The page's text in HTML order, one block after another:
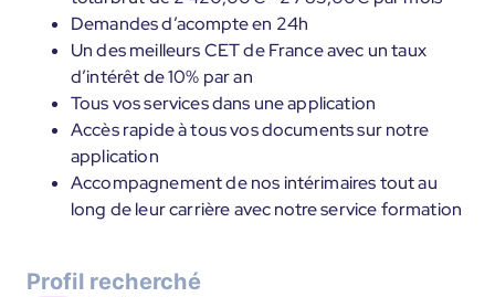
Demandes d’acompte en 24h
Un des meilleurs CET de France avec un taux
d’intérêt de 10% par an
Tous vos services dans une application
Accès rapide à tous vos documents sur notre
application
Accompagnement de nos intérimaires tout au
long de leur carrière avec notre service formation
Profil recherché